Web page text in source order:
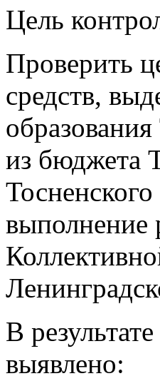
Цель
Проверить
средств,
из бюджета
выполнение
В
выявлено: